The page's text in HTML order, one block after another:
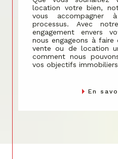
location votre bien,
vous accompagner
processus. Avec
engagement envers
nous engageons à
vente ou de location
comment nous
vos objectifs
En